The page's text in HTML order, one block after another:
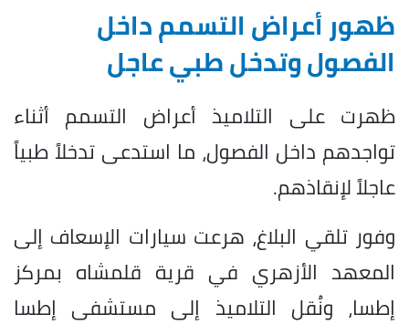
ظهور أعراض التسمم داخل
الفصول وتدخل طبي عاجل
ظهرت على التلاميذ أعراض التسمم أثناء
تواجدهم داخل الفصول، ما استدعى تدخلاً طبياً
عاجلاً لإنقاذهم.
وفور تلقي البلاغ، هرعت سيارات الإسعاف إلى
المعهد الأزهري في قرية قلمشاه بمركز
إطسا، ونُقل التلاميذ إلى مستشفى إطسا